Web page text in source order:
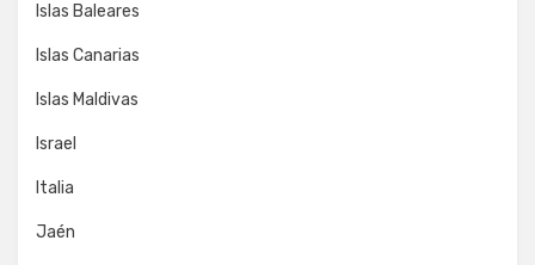
Islas Baleares
Islas Canarias
Islas Maldivas
Israel
Italia
Jaén